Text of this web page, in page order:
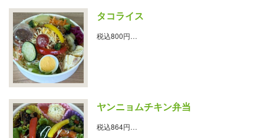
タコライス
税込800円…
ヤンニョムチキン弁当
税込864円…